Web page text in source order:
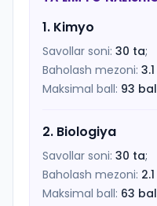
1. Kimyo
Savollar soni: 30 ta;
Baholash mezoni: 3.1
Maksimal ball: 93
2. Biologiya
Savollar soni: 30 ta;
Baholash mezoni: 2.1
Maksimal ball: 63